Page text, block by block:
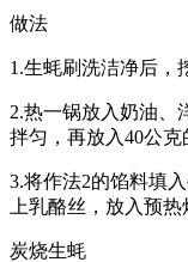
做法
1.生蚝刷洗洁净后，
2.热一锅放入奶油、
拌匀，再放入40公克
3.将作法2的馅料填
上乳酪丝，放入预
炭烧生蚝